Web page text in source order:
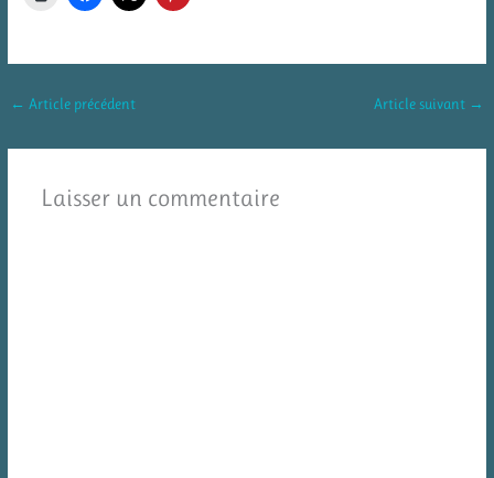
← Article précédent Article suivant →
Laisser un commentaire